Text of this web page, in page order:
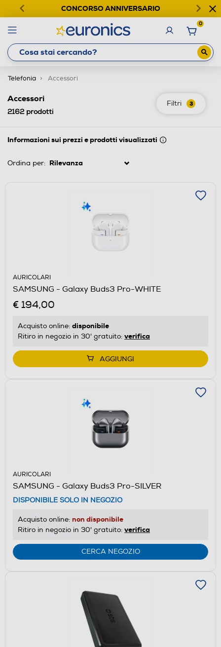
CONCORSO ANNIVERSARIO
0
Telefonia Accessori
Filtri 3
Accessori
2162prodotti
Informazioni sui prezzi e prodotti visualizzati
Ordina per:
AURICOLARI
SAMSUNG - Galaxy Buds3 Pro-WHITE
€ 194,00
Acquisto online: disponibile
Ritiro in negozio in 30' gratuito: verifica
AGGIUNGI
AURICOLARI
SAMSUNG - Galaxy Buds3 Pro-SILVER
DISPONIBILE SOLO IN NEGOZIO
Acquisto online: non disponibile
Ritiro in negozio in 30' gratuito: verifica
CERCA NEGOZIO